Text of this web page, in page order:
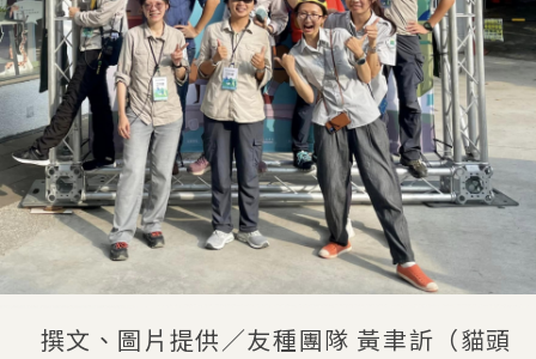
撰文、圖片提供／友種團隊 黃聿訢（貓頭